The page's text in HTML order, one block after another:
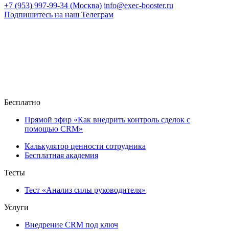
+7 (953) 997-99-34 (Москва) info@exec-booster.ru
Подпишитесь на наш Телеграм
Бесплатно
Прямой эфир «Как внедрить контроль сделок с
помощью CRM»
Калькулятор ценности сотрудника
Бесплатная академия
Тесты
Тест «Анализ силы руководителя»
Услуги
Внедрение CRM под ключ